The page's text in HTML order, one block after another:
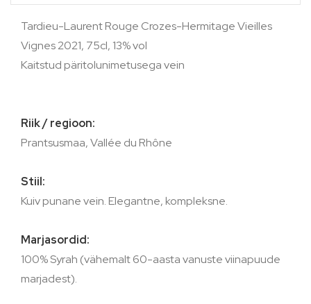
Tardieu-Laurent Rouge Crozes-Hermitage Vieilles
Vignes 2021, 75cl, 13% vol
Kaitstud päritolunimetusega vein
Riik / regioon:
Prantsusmaa, Vallée du Rhône
Stiil:
Kuiv punane vein. Elegantne, kompleksne.
Marjasordid:
100% Syrah (vähemalt 60-aasta vanuste viinapuude
marjadest).